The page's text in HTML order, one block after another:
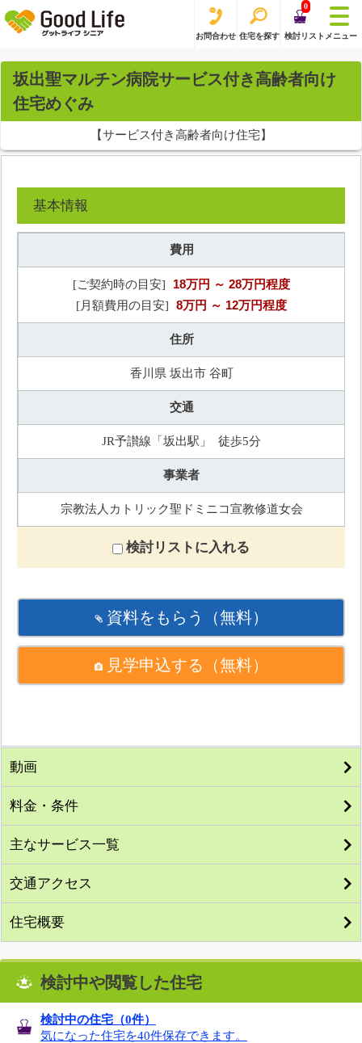
お問合わせ 住宅を探す
0
検討リスト メニュー
坂出聖マルチン病院サービス付き高齢者向け
住宅めぐみ
【サービス付き高齢者向け住宅】
基本情報
費用
[ご契約時の目安] 18万円 ～ 28万円程度
[月額費用の目安] 8万円 ～ 12万円程度
住所
香川県 坂出市 谷町
交通
JR予讃線「坂出駅」 徒歩5分
事業者
宗教法人カトリック聖ドミニコ宣教修道女会
検討リストに入れる
資料をもらう （無料）
見学申込する （無料）
動画
料金・条件
主なサービス一覧
交通アクセス
住宅概要
検討中や閲覧した住宅
検討中の住宅（0件）
気になった住宅を40件保存できます。